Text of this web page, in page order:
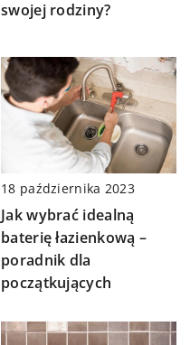
swojej rodziny?
18 października 2023
Jak wybrać idealną
baterię łazienkową –
poradnik dla
początkujących